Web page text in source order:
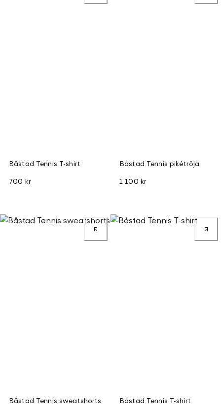
Båstad Tennis T-shirt
700 kr
Båstad Tennis pikétröja
1 100 kr
Båstad Tennis sweatshorts Båstad Tennis T-shirt